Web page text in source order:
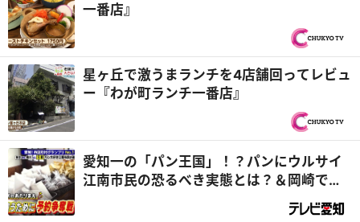
一番店』
星ヶ丘で激うまランチを4店舗回ってレビュ
ー『わが町ランチ一番店』
愛知一の「パン王国」！？パンにウルサイ
江南市民の恐るべき実態とは？＆岡崎では